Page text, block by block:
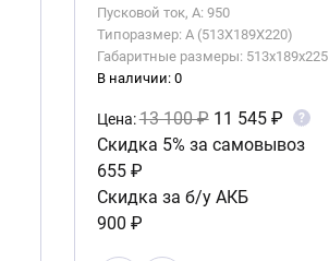
Пусковой ток, А: 950
Типоразмер: A (513X189X220)
Габаритные размеры: 513x189x225
В наличии: 0
Цена:13 100 ₽ 11 545 ₽ ?
Скидка 5% за самовывоз
655 ₽
Скидка за б/у АКБ
900 ₽